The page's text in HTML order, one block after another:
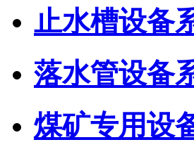
止水槽设备
落水管设备
煤矿专用设